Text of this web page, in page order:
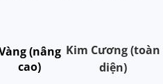
(nâng
cao)
Kim Cương (toàn
diện)